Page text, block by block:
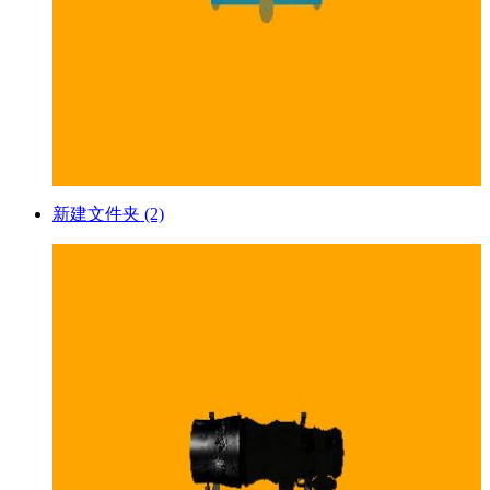
新建文件夹 (2)